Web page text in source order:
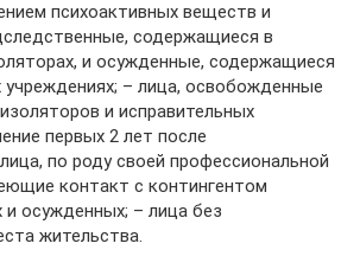
психоактивных веществ и
содержащиеся в
и осужденные, содержащиеся
учреждениях; – лица, освобожденные
и исправительных
первых 2 лет после
по роду своей профессиональной
контакт с контингентом
осужденных; – лица без
жительства.